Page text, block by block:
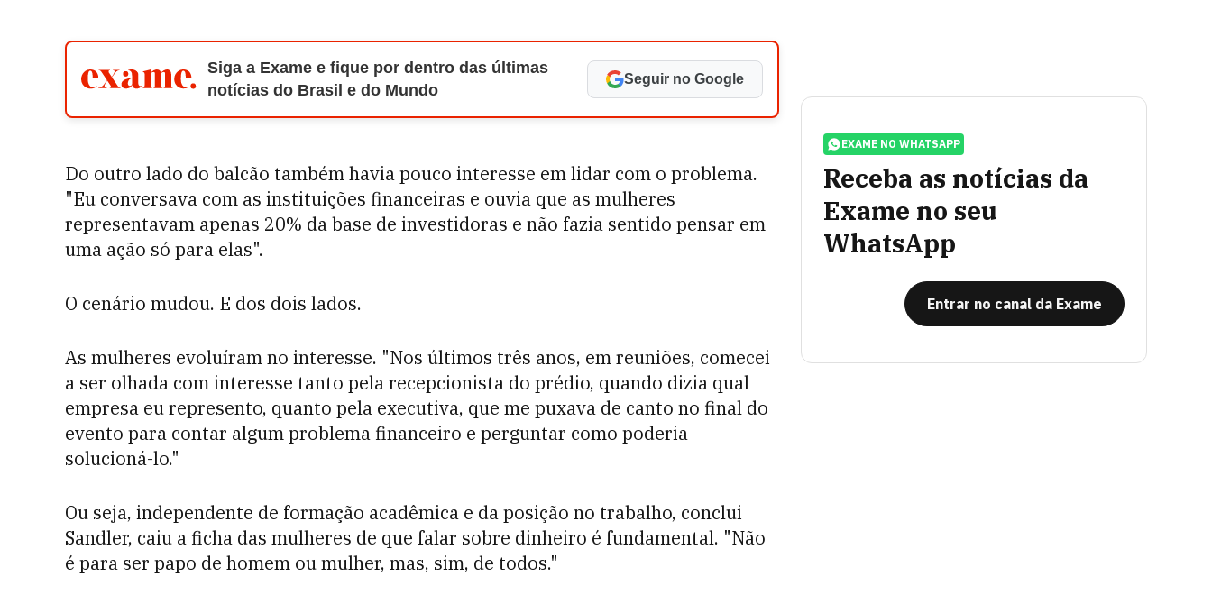
Siga a Exame e fique por dentro das últimas
notícias do Brasil e do Mundo
Seguir no Google
Do outro lado do balcão também havia pouco interesse em lidar com o problema.
"Eu conversava com as instituições financeiras e ouvia que as mulheres
representavam apenas 20% da base de investidoras e não fazia sentido pensar em
uma ação só para elas".
O cenário mudou. E dos dois lados.
As mulheres evoluíram no interesse. "Nos últimos três anos, em reuniões, comecei
a ser olhada com interesse tanto pela recepcionista do prédio, quando dizia qual
empresa eu represento, quanto pela executiva, que me puxava de canto no final do
evento para contar algum problema financeiro e perguntar como poderia
solucioná-lo."
Ou seja, independente de formação acadêmica e da posição no trabalho, conclui
Sandler, caiu a ficha das mulheres de que falar sobre dinheiro é fundamental. "Não
é para ser papo de homem ou mulher, mas, sim, de todos."
EXAME NO WHATSAPP
Receba as notícias da
Exame no seu
WhatsApp
Entrar no canal da Exame